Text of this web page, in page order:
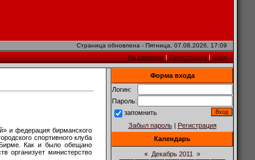
Страница обновлена - Пятница, 07.08.2026, 17:09
На главную|Регистрация|Вход
и федерация бирманского
спортивного клуба
Как и было обещано
организует министерство
Форма входа
Логин:
Пароль:
запомнить
Забыл пароль| Регистрация
Календарь
« Декабрь 2011
»